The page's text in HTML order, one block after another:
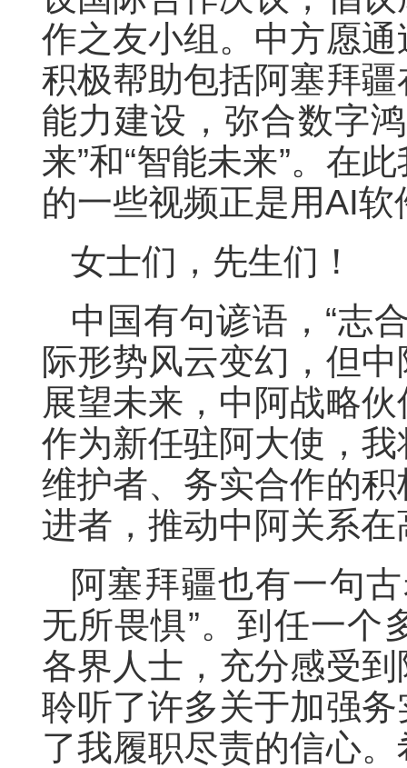
作之友小组。中方愿
积极帮助包括阿塞拜
能力建设，弥合数字
来”和“智能未来”。在
的一些视频正是用AI软
女士们，先生们！
中国有句谚语，“志
际形势风云变幻，但
展望未来，中阿战略
作为新任驻阿大使，
维护者、务实合作的
进者，推动中阿关系
阿塞拜疆也有一句
无所畏惧”。到任一个
各界人士，充分感受
聆听了许多关于加强
了我履职尽责的信心